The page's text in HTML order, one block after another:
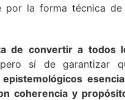
por la forma técnica
de convertir a todos
sí de garantizar
coherencia y